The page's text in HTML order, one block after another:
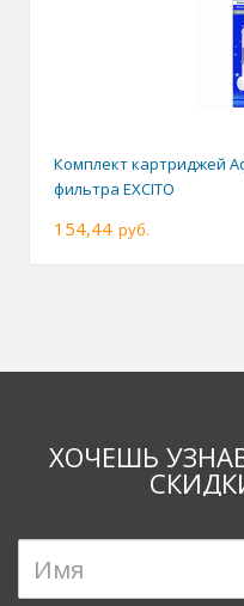
Комплект картриджей
фильтра EXCITO
154,44 руб.
ХОЧЕШЬ